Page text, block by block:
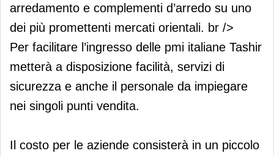
arredamento e complementi d’arredo su uno
dei più promettenti mercati orientali. br />
Per facilitare l’ingresso delle pmi italiane Tashir
metterà a disposizione facilità, servizi di
sicurezza e anche il personale da impiegare
nei singoli punti vendita.
Il costo per le aziende consisterà in un piccolo